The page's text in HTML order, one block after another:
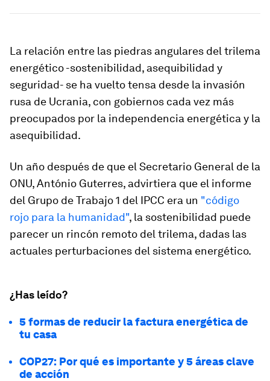
La relación entre las piedras angulares del trilema
energético -sostenibilidad, asequibilidad y
seguridad- se ha vuelto tensa desde la invasión
rusa de Ucrania, con gobiernos cada vez más
preocupados por la independencia energética y la
asequibilidad.
Un año después de que el Secretario General de la
ONU, António Guterres, advirtiera que el informe
del Grupo de Trabajo 1 del IPCC era un "código
rojo para la humanidad", la sostenibilidad puede
parecer un rincón remoto del trilema, dadas las
actuales perturbaciones del sistema energético.
¿Has leído?
5 formas de reducir la factura energética de
tu casa
COP27: Por qué es importante y 5 áreas clave
de acción